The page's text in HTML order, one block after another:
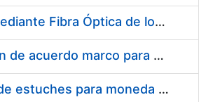
Conexión mediante Fibra Óptica de los Centros de Proceso de Datos (CPDs) de las sedes de la FNMT-RCM de Burgos y Madrid
Contratación de acuerdo marco para el Suministro de Material de Electricidad para la Fábrica Nacional de Moneda y Timbre-Real Casa de la Moneda en su centro de trabajo de Burgos
Suministro de estuches para moneda de 30 €